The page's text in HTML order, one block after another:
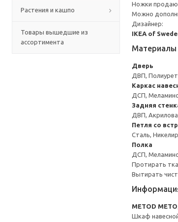
Растения и кашпо
Товары вышедшие из
ассортимента
Ножки
Можно
Дизайнер:
IKEA of
Материалы
Дверь
ДВП,
Каркас
ДСП,
Задняя
ДВП,
Петля со
Сталь,
Полка
ДСП,
Протирать
Вытирать
METOD
Шкаф